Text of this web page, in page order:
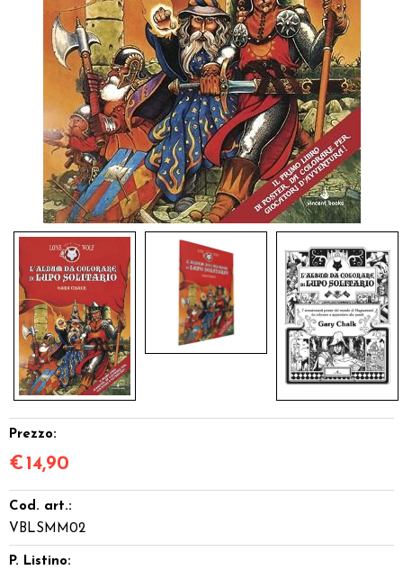
Accessori
Giocattoli e Gadget
Offerte del Dragone
Prezzo:
€ 14,90
Cod. art.:
VBLSMM02
P. Listino: